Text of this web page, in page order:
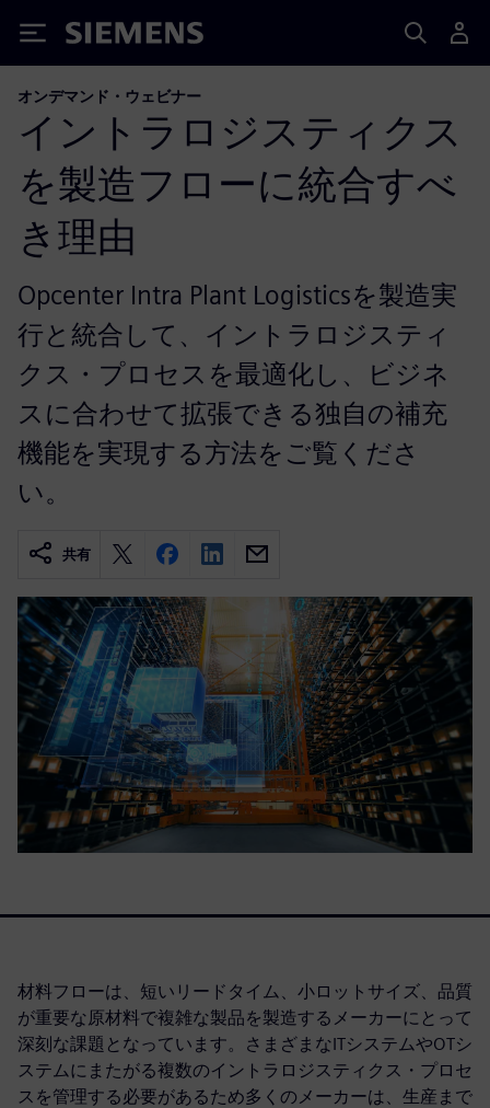
Siemens
オンデマンド・ウェビナー
イントラロジスティクス
を製造フローに統合すべ
き理由
Opcenter Intra Plant Logisticsを製造実
行と統合して、イントラロジスティ
クス・プロセスを最適化し、ビジネ
スに合わせて拡張できる独自の補充
機能を実現する方法をご覧くださ
い。
共有
材料フローは、短いリードタイム、小ロットサイズ、品質
が重要な原材料で複雑な製品を製造するメーカーにとって
深刻な課題となっています。さまざまなITシステムやOTシ
ステムにまたがる複数のイントラロジスティクス・プロセ
スを管理する必要があるため多くのメーカーは、生産まで